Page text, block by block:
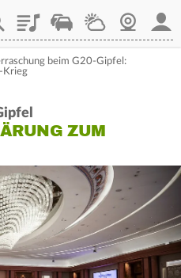
PlaylistStaupilotWetterWebcam
beim G20-Gipfel:
Krieg
ZUM